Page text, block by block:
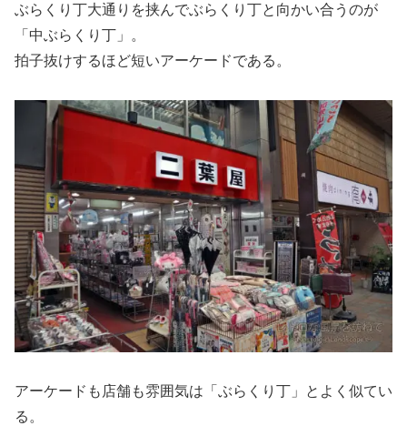
ぶらくり丁大通りを挟んでぶらくり丁と向かい合うのが
「中ぶらくり丁」。
拍子抜けするほど短いアーケードである。
アーケードも店舗も雰囲気は「ぶらくり丁」とよく似てい
る。